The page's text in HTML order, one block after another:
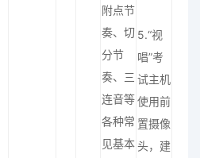
附点节
奏、切
分节
奏、三
连音等
各种常
见基本
5.“视
唱”考
试主机
使用前
置摄像
头，建